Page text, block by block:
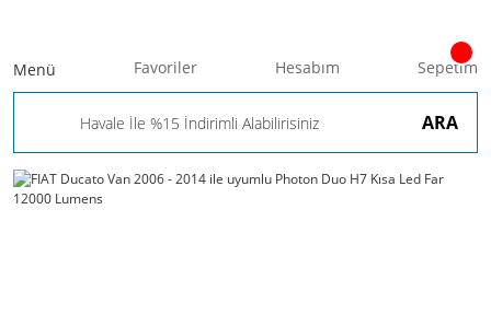
ARA
Menü Favoriler Hesabım Sepetim